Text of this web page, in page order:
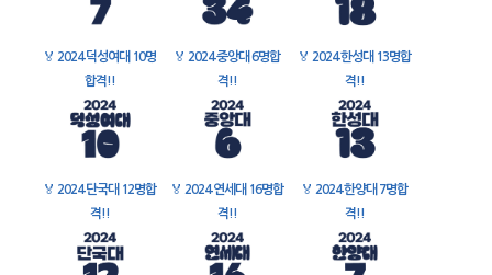
🏅 2024 덕성여대 10명
합격!!
🏅 2024 중앙대 6명합
격!!
🏅 2024 한성대 13명합
격!!
🏅 2024 단국대 12명합
격!!
🏅 2024 연세대 16명합
격!!
🏅 2024 한양대 7명합
격!!